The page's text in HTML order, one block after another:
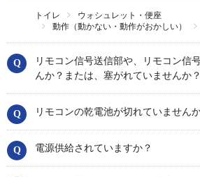
トイレ
ウォシュレット・便座
動作（動かない・動作がおかしい）
リモコン信号送信部や、リモコン信
んか？または、塞がれていませんか？
リモコンの乾電池が切れていません
電源供給されていますか？